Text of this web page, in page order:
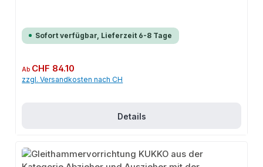
Sofort verfügbar, Lieferzeit 6-8 Tage
Regulärer Preis:
Ab CHF 84.10
zzgl. Versandkosten nach CH
Details